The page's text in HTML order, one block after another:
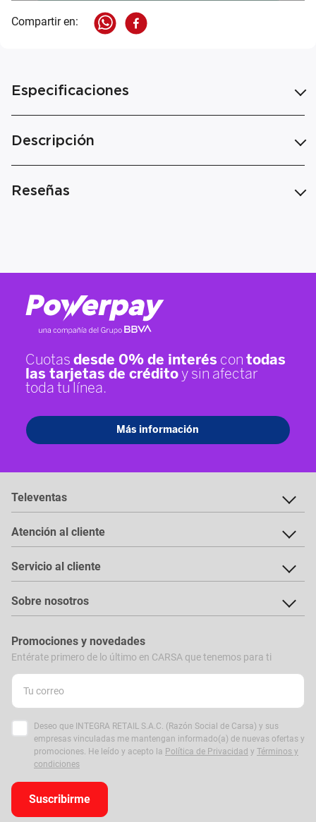
Especificaciones
Descripción
Reseñas
Televentas
Atención al cliente
Servicio al cliente
Sobre nosotros
Promociones y novedades
Entérate primero de lo último en CARSA que tenemos para ti
Deseo que INTEGRA RETAIL S.A.C. (Razón Social de Carsa) y sus
empresas vinculadas me mantengan informado(a) de nuevas ofertas y
promociones. He leído y acepto la Política de Privacidad y Términos y
condiciones
Suscribirme